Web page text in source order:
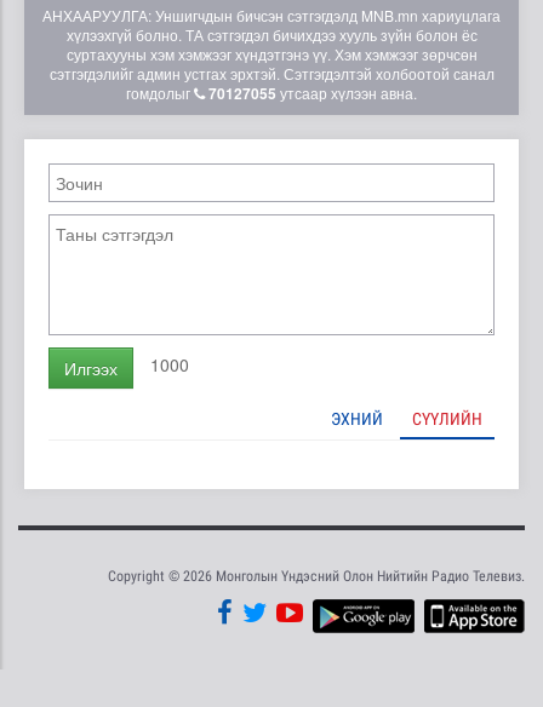
АНХААРУУЛГА: Уншигчдын бичсэн сэтгэгдэлд MNB.mn хариуцлага
хүлээхгүй болно. ТА сэтгэгдэл бичихдээ хууль зүйн болон ёс
суртахууны хэм хэмжээг хүндэтгэнэ үү. Хэм хэмжээг зөрчсөн
сэтгэгдэлийг админ устгах эрхтэй. Сэтгэгдэлтэй холбоотой санал
гомдолыг
70127055 утсаар хүлээн авна.
Илгээх 1000
ЭХНИЙ СҮҮЛИЙН
Copyright © 2026 Монголын Үндэсний Олон Нийтийн Радио Телевиз.